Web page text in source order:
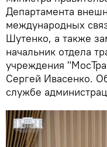
Департамента
международных
Шутенко, а также
начальник отдела
учреждения
Сергей Ивасенко.
службе